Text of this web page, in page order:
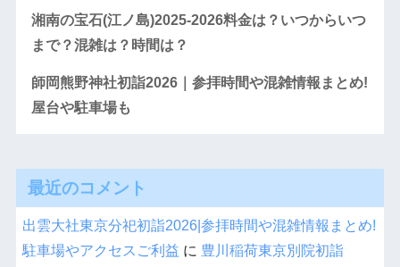
湘南の宝石(江ノ島)2025-2026料金は？いつからいつ
まで？混雑は？時間は？
師岡熊野神社初詣2026｜参拝時間や混雑情報まとめ!
屋台や駐車場も
最近のコメント
出雲大社東京分祀初詣2026|参拝時間や混雑情報まとめ!
駐車場やアクセスご利益 に 豊川稲荷東京別院初詣